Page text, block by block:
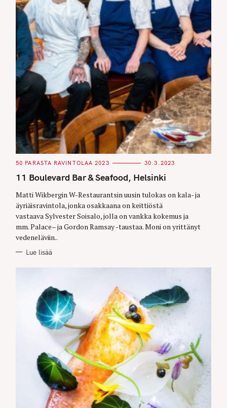
C
T
E
O
R
I
S
50 PARASTA RAVINTOLAA 2023 30.3.2023
11 Boulevard Bar & Seafood, Helsinki
Matti Wikbergin W-Restaurantsin uusin tulokas on kala- ja
äyriäisravintola, jonka osakkaana on keittiöstä
vastaava Sylvester Soisalo, jolla on vankka kokemus ja
mm. Palace– ja Gordon Ramsay -taustaa. Moni on yrittänyt
vedeneläviin..
Lue lisää